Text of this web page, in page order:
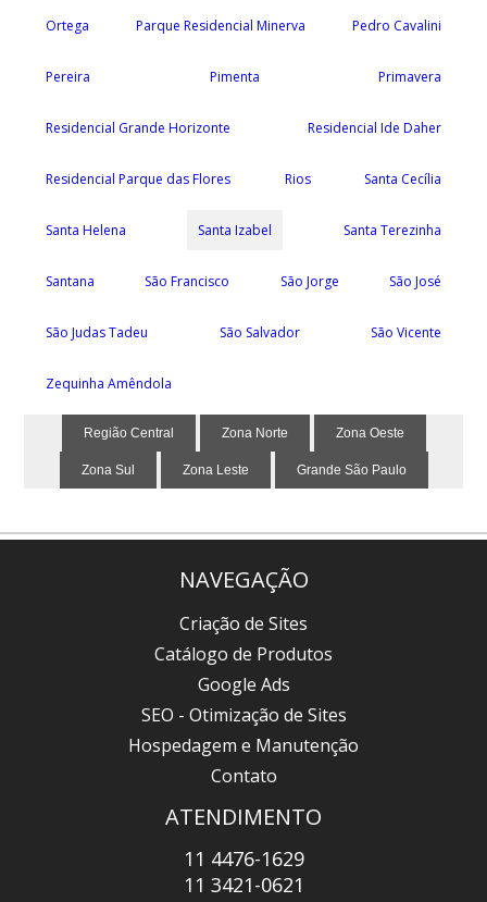
Ortega Parque Residencial Minerva Pedro Cavalini
Pereira Pimenta Primavera
Residencial Grande Horizonte Residencial Ide Daher
Residencial Parque das Flores Rios Santa Cecília
Santa Helena Santa Izabel Santa Terezinha
Santana São Francisco São Jorge São José
São Judas Tadeu São Salvador São Vicente
Zequinha Amêndola
Região Central Zona Norte Zona Oeste
Zona Sul Zona Leste Grande São Paulo
NAVEGAÇÃO
Criação de Sites
Catálogo de Produtos
Google Ads
SEO - Otimização de Sites
Hospedagem e Manutenção
Contato
ATENDIMENTO
11 4476-1629
11 3421-0621